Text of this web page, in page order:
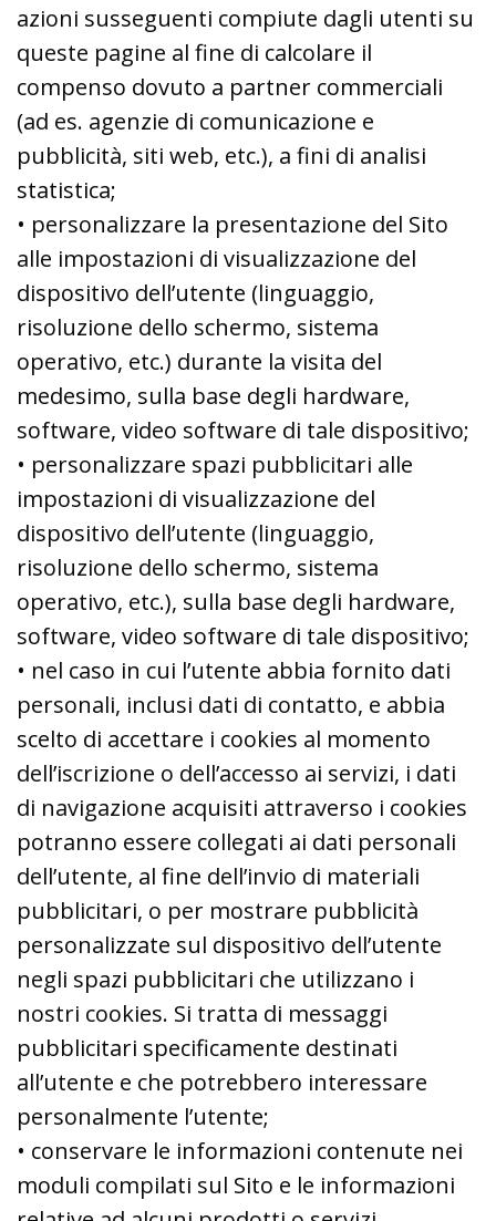
azioni susseguenti compiute dagli utenti su
queste pagine al fine di calcolare il
compenso dovuto a partner commerciali
(ad es. agenzie di comunicazione e
pubblicità, siti web, etc.), a fini di analisi
statistica;
• personalizzare la presentazione del Sito
alle impostazioni di visualizzazione del
dispositivo dell’utente (linguaggio,
risoluzione dello schermo, sistema
operativo, etc.) durante la visita del
medesimo, sulla base degli hardware,
software, video software di tale dispositivo;
• personalizzare spazi pubblicitari alle
impostazioni di visualizzazione del
dispositivo dell’utente (linguaggio,
risoluzione dello schermo, sistema
operativo, etc.), sulla base degli hardware,
software, video software di tale dispositivo;
• nel caso in cui l’utente abbia fornito dati
personali, inclusi dati di contatto, e abbia
scelto di accettare i cookies al momento
dell’iscrizione o dell’accesso ai servizi, i dati
di navigazione acquisiti attraverso i cookies
potranno essere collegati ai dati personali
dell’utente, al fine dell’invio di materiali
pubblicitari, o per mostrare pubblicità
personalizzate sul dispositivo dell’utente
negli spazi pubblicitari che utilizzano i
nostri cookies. Si tratta di messaggi
pubblicitari specificamente destinati
all’utente e che potrebbero interessare
personalmente l’utente;
• conservare le informazioni contenute nei
moduli compilati sul Sito e le informazioni